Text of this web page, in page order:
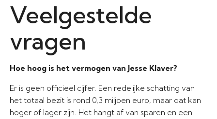
Veelgestelde
vragen
Hoe hoog is het vermogen van Jesse Klaver?
Er is geen officieel cijfer. Een redelijke schatting van
het totaal bezit is rond 0,3 miljoen euro, maar dat kan
hoger of lager zijn. Het hangt af van sparen en een